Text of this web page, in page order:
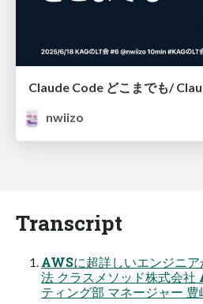
Claude Code どこまでも/
nwiizo
Transcript
AWSに超詳しいエンジニ
法 クラスメソッド株式会
ティング部 マネージャー 豊